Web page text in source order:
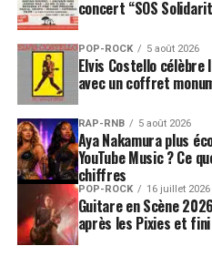
concert “SOS
POP-ROCK 5 août 2026
Elvis Costello célèbre
avec un coffret
RAP-RNB 5 août 2026
Aya Nakamura plus
YouTube Music ? Ce
chiffres
POP-ROCK 16 juillet 2026
Guitare en Scène
après les Pixies et